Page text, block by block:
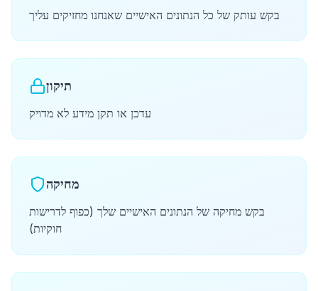
בקש עותק של כל הנתונים האישיים שאנחנו מחזיקים עליך
תיקון
עדכן או תקן מידע לא מדויק
מחיקה
בקש מחיקה של הנתונים האישיים שלך (כפוף לדרישות
חוקיות)